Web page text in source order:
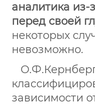
аналитика
перед своей
некоторых
невозможно.
зависимости